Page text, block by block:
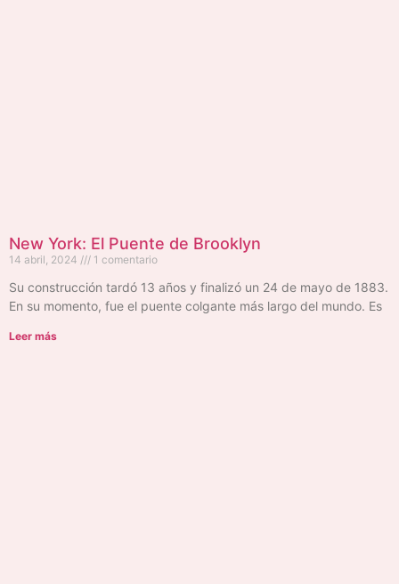
New York: El Puente de Brooklyn
14 abril, 2024 1 comentario
Su construcción tardó 13 años y finalizó un 24 de mayo de 1883.
En su momento, fue el puente colgante más largo del mundo. Es
Leer más